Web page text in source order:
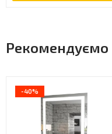
Рекомендуємо
-40%